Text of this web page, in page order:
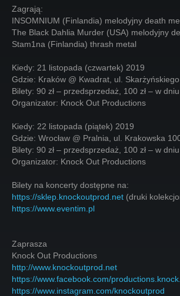
Zagrają:
INSOMNIUM (Finlandia) melodyjny death
The Black Dahlia Murder (USA) melodyjny
Stam1na (Finlandia) thrash metal
Kiedy: 21 listopada (czwartek) 2019
Gdzie: Kraków @ Kwadrat, ul. Skarżyńskiego
Bilety: 90 zł – przedsprzedaż, 100 zł – w
Organizator: Knock Out Productions
Kiedy: 22 listopada (piątek) 2019
Gdzie: Wrocław @ Pralnia, ul. Krakowska
Bilety: 90 zł – przedsprzedaż, 100 zł – w
Organizator: Knock Out Productions
Bilety na koncerty dostępne na:
https://sklep.knockoutprod.net (druki
https://www.eventim.pl
Zaprasza
Knock Out Productions
http://www.knockoutprod.net
https://www.facebook.com/
https://www.instagram.com/knockoutprod